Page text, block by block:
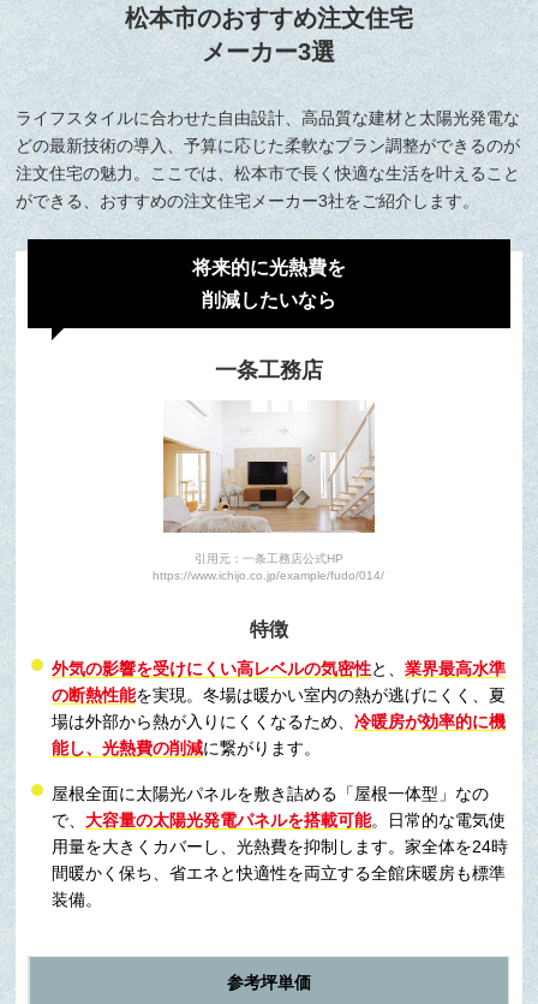
松本市のおすすめ注文住宅
メーカー3選
ライフスタイルに合わせた自由設計、高品質な建材と太陽光発電な
どの最新技術の導入、予算に応じた柔軟なプラン調整ができるのが
注文住宅の魅力。ここでは、松本市で長く快適な生活を叶えること
ができる、おすすめの注文住宅メーカー3社をご紹介します。
将来的に光熱費を
削減したいなら
一条工務店
引用元：一条工務店公式HP
https://www.ichijo.co.jp/example/fudo/014/
特徴
外気の影響を受けにくい高レベルの気密性と、業界最高水準
の断熱性能を実現。冬場は暖かい室内の熱が逃げにくく、夏
場は外部から熱が入りにくくなるため、冷暖房が効率的に機
能し、光熱費の削減に繋がります。
屋根全面に太陽光パネルを敷き詰める「屋根一体型」なの
で、大容量の太陽光発電パネルを搭載可能。日常的な電気使
用量を大きくカバーし、光熱費を抑制します。家全体を24時
間暖かく保ち、省エネと快適性を両立する全館床暖房も標準
装備。
参考坪単価